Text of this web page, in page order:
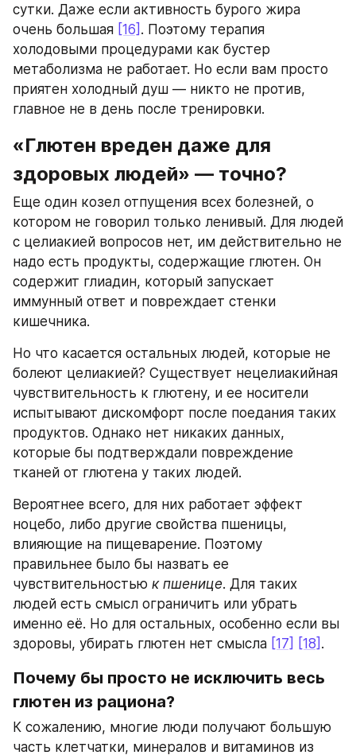
сутки. Даже если активность бурого жира
очень большая [16] . Поэтому терапия
холодовыми процедурами как бустер
метаболизма не работает. Но если вам просто
приятен холодный душ — никто не против,
главное не в день после тренировки.
«Глютен вреден даже для
здоровых людей» — точно?
Еще один козел отпущения всех болезней, о
котором не говорил только ленивый. Для людей
с целиакией вопросов нет, им действительно не
надо есть продукты, содержащие глютен. Он
содержит глиадин, который запускает
иммунный ответ и повреждает стенки
кишечника.
Но что касается остальных людей, которые не
болеют целиакией? Существует нецелиакийная
чувствительность к глютену, и ее носители
испытывают дискомфорт после поедания таких
продуктов. Однако нет никаких данных,
которые бы подтверждали повреждение
тканей от глютена у таких людей.
Вероятнее всего, для них работает эффект
ноцебо, либо другие свойства пшеницы,
влияющие на пищеварение. Поэтому
правильнее было бы назвать ее
чувствительностью к пшенице. Для таких
людей есть смысл ограничить или убрать
именно её. Но для остальных, особенно если вы
здоровы, убирать глютен нет смысла [17] [18] .
Почему бы просто не исключить весь
глютен из рациона?
К сожалению, многие люди получают большую
часть клетчатки, минералов и витаминов из